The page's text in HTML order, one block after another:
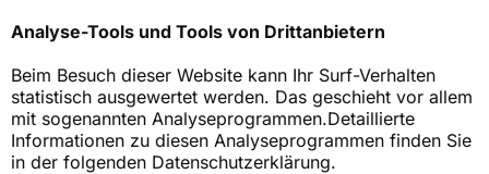
Analyse-Tools und Tools von Dritt­anbietern
Beim Besuch dieser Website kann Ihr Surf-Verhalten
statistisch ausgewertet werden. Das geschieht vor allem
mit sogenannten Analyseprogrammen.Detaillierte
Informationen zu diesen Analyseprogrammen finden Sie
in der folgenden Datenschutzerklärung.